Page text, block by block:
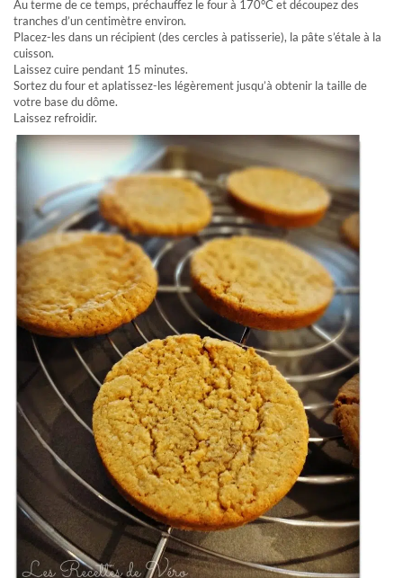
Au terme de ce temps, préchauffez le four à 170°C et découpez des
tranches d’un centimètre environ.
Placez-les dans un récipient (des cercles à patisserie), la pâte s’étale à la
cuisson.
Laissez cuire pendant 15 minutes.
Sortez du four et aplatissez-les légèrement jusqu’à obtenir la taille de
votre base du dôme.
Laissez refroidir.